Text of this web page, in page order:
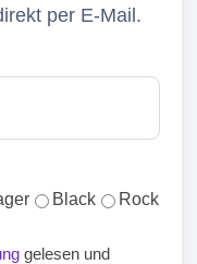
per E-Mail.
Black Rock
gelesen und